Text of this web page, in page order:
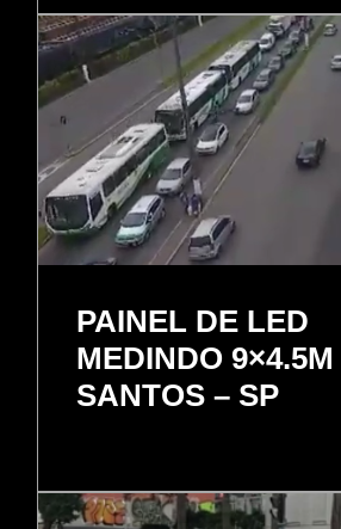
PAINEL DE LED
MEDINDO 9×4.5M
SANTOS – SP